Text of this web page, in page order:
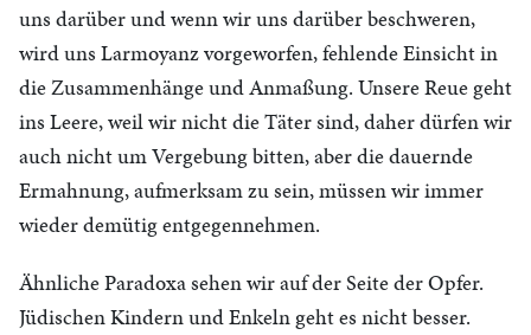
uns darüber und wenn wir uns darüber beschweren,
wird uns Larmoyanz vorgeworfen, fehlende Einsicht in
die Zusammenhänge und Anmaßung. Unsere Reue geht
ins Leere, weil wir nicht die Täter sind, daher dürfen wir
auch nicht um Vergebung bitten, aber die dauernde
Ermahnung, aufmerksam zu sein, müssen wir immer
wieder demütig entgegennehmen.
Ähnliche Paradoxa sehen wir auf der Seite der Opfer.
Jüdischen Kindern und Enkeln geht es nicht besser.